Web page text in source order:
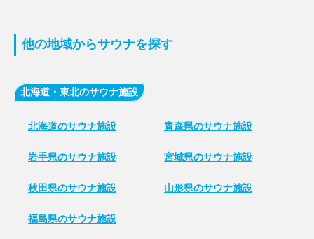
他の地域からサウナを探す
北海道・東北のサウナ施設
北海道のサウナ施設 青森県のサウナ施設
岩手県のサウナ施設 宮城県のサウナ施設
秋田県のサウナ施設 山形県のサウナ施設
福島県のサウナ施設